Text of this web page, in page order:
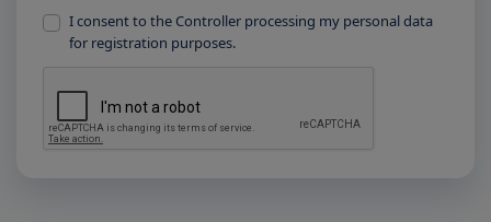
I consent to the Controller processing my personal data
for registration purposes.